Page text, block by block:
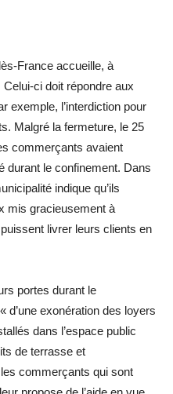
France accueille, à
ci doit répondre aux
exemple, l’interdiction pour
Malgré la fermeture, le 25
commerçants avaient
durant le confinement. Dans
indique qu’ils
mis gracieusement à
livrer leurs clients en
portes durant le
d’une exonération des loyers
dans l’espace public
de terrasse et
commerçants qui sont